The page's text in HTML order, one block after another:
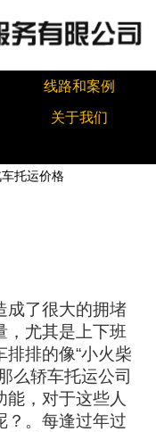
线路和案例
关于我们
托运价格
成了很大的拥堵
，尤其是上下班
排的像“小火柴
么轿车托运公司
，对于这些人
？。每逢过年过